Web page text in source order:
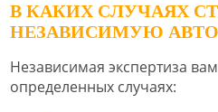
В КАКИХ СЛУЧАЯХ
НЕЗАВИСИМУЮ
Независимая экспертиза
определенных случаях: